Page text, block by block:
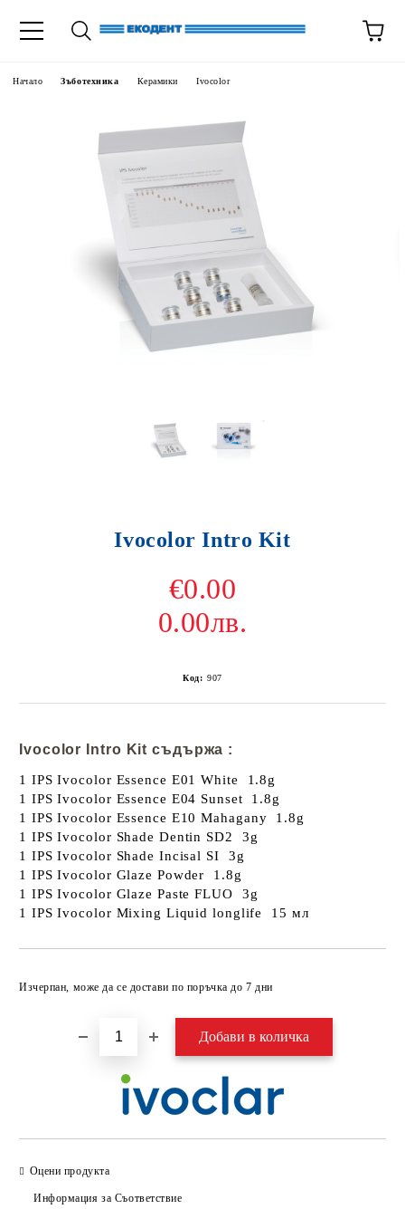
Начало Зъботехника Керамики Ivocolor
Ivocolor Intro Kit
€0.00
0.00лв.
Код: 907
Ivocolor Intro Kit съдържа :
1 IPS Ivocolor Essence E01 White 1.8g
1 IPS Ivocolor Essence E04 Sunset 1.8g
1 IPS Ivocolor Essence E10 Mahagany 1.8g
1 IPS Ivocolor Shade Dentin SD2 3g
1 IPS Ivocolor Shade Incisal SI 3g
1 IPS Ivocolor Glaze Powder 1.8g
1 IPS Ivocolor Glaze Paste FLUO 3g
1 IPS Ivocolor Mixing Liquid longlife 15 мл
Изчерпан, може да се достави по поръчка до 7 дни
Оцени продукта
Информация за Съответствие